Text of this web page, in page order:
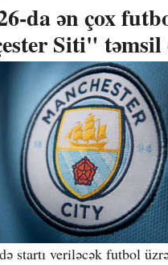
da ən çox
Siti" təmsil
startı veriləcək futbol